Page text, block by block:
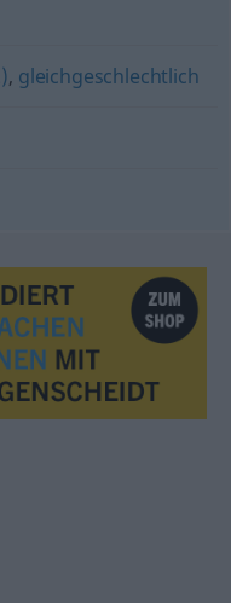
, gleichgeschlechtlich